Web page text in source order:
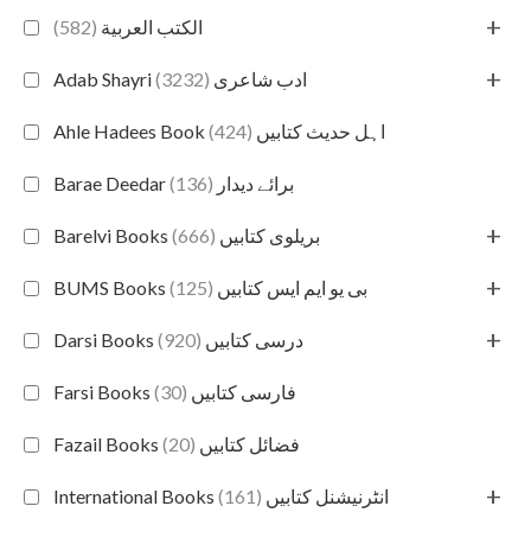
الكتب العربية (582) +
Adab Shayri ادب شاعری (3232) +
Ahle Hadees Book اہل حدیث کتابیں (424)
Barae Deedar برائے دیدار (136)
Barelvi Books بریلوی کتابیں (666) +
BUMS Books بی یو ایم ایس کتابیں (125) +
Darsi Books درسی کتابیں (920) +
Farsi Books فارسی کتابیں (30)
Fazail Books فضائل کتابیں (20)
International Books انٹرنیشنل کتابیں (161) +